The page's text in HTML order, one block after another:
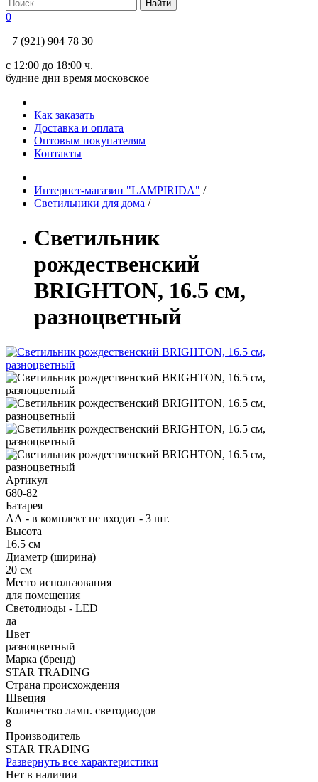
0
+7 (921) 904 78 30
с 12:00 до 18:00 ч.
будние дни время московское
Как заказать
Доставка и оплата
Оптовым покупателям
Контакты
Интернет-магазин "LAMPIRIDA" /
Светильники для дома /
Светильник
рождественский
BRIGHTON, 16.5 см,
разноцветный
Артикул
680-82
Батарея
АА - в комплект не входит - 3 шт.
Высота
16.5 см
Диаметр (ширина)
20 см
Место использования
для помещения
Светодиоды - LED
да
Цвет
разноцветный
Марка (бренд)
STAR TRADING
Страна происхождения
Швеция
Количество ламп. светодиодов
8
Производитель
STAR TRADING
Развернуть все характеристики
Нет в наличии